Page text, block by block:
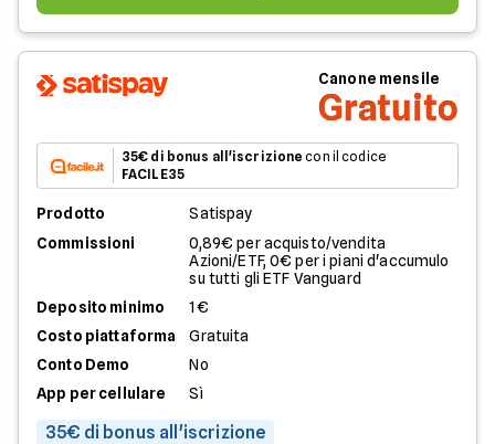
Canone mensile
Gratuito
35€ di bonus all'iscrizione con il codice
FACILE35
Prodotto
Satispay
Commissioni
0,89€ per acquisto/vendita
Azioni/ETF, 0€ per i piani d'accumulo
su tutti gli ETF Vanguard
Deposito minimo
1€
Costo piattaforma
Gratuita
Conto Demo
No
App per cellulare
Sì
35€ di bonus all'iscrizione